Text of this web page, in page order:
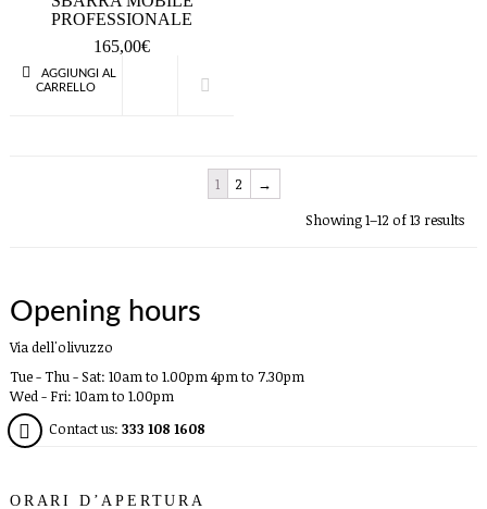
AGGIUNGI AL
CARRELLO
PROFESSIONALE
165,00€
1 2
→
Showing 1–12 of 13 results
Opening hours
Via dell'olivuzzo
Tue - Thu - Sat: 10am to 1.00pm 4pm to 7.30pm
Wed - Fri: 10am to 1.00pm
Contact us: 333 108 1608
ORARI D’APERTURA